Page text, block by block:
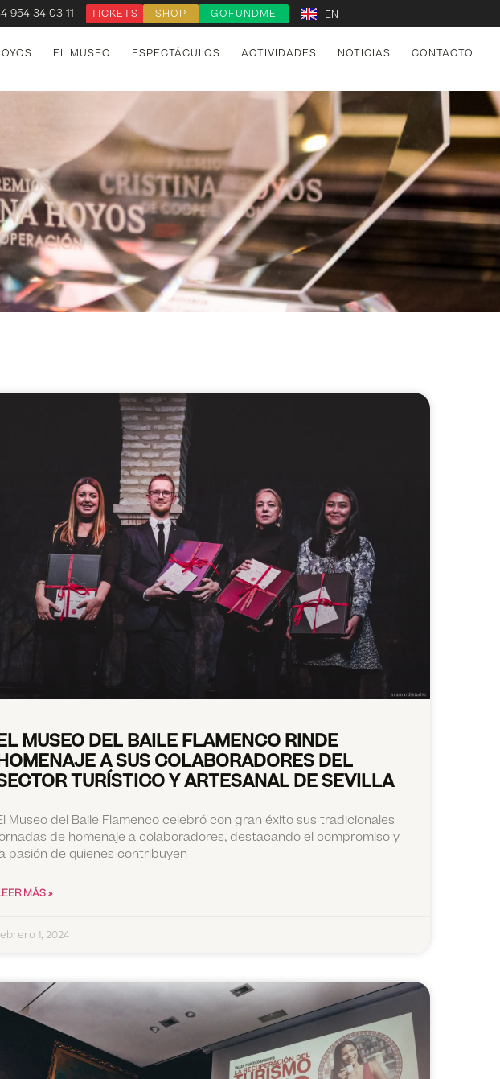
954 34 03 11 TICKETS SHOP GOFUNDME EN
EL MUSEO ESPECTÁCULOS ACTIVIDADES NOTICIAS CONTACTO
MUSEO DEL BAILE FLAMENCO RINDE
A SUS COLABORADORES DEL
TURÍSTICO Y ARTESANAL DE SEVILLA
Museo del Baile Flamenco celebró con gran éxito sus tradicionales
de homenaje a colaboradores, destacando el compromiso y
pasión de quienes contribuyen
MÁS »
1, 2024